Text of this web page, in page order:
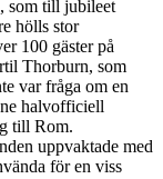
som till jubileet
hölls stor
100 gäster på
Thorburn, som
var fråga om en
halvofficiell
till Rom.
uppvaktade med
för en viss